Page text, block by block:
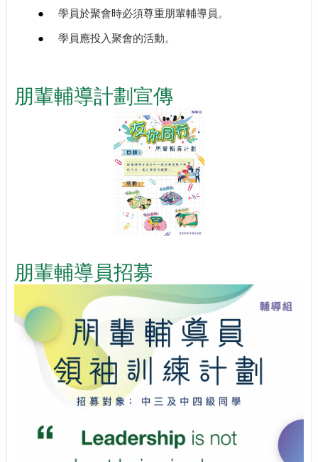
● 學員於聚會時必須尊重朋輩輔導員。
● 學員應投入聚會的活動。
朋輩輔導計劃宣傳
朋輩輔導員招募